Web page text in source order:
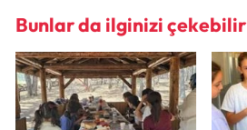
Bunlar da ilginizi çekebilir
Yemek Tarifleri
Yerel Haberler